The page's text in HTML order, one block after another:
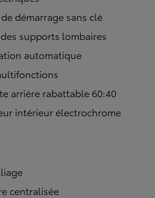
démarrage sans clé
supports lombaires
automatique
arrière rabattable 60:40
intérieur électrochrome
centralisée